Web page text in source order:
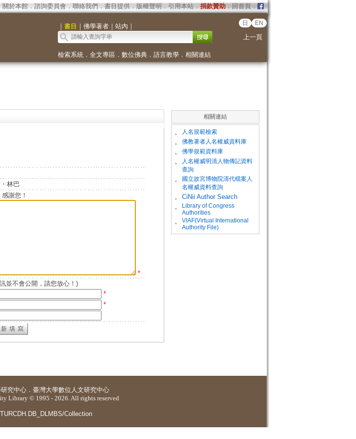
關於本館． 諮詢委員會． 聯絡我們 ． 書目提供． 版權聲明 ． 引用本站． 捐款贊助．回首頁．
｜ 書目 ｜ 佛學著者｜ 站內 ｜ 日 EN
上一頁
檢索系統． 全文專區 ． 數位佛典． 語言教學． 相關連結
林巴
謝您！
*
並不會公開，請您放心！)
*
*
相關連結
。 人名規範檢索
。 佛教著者人名權威資料庫
。 佛學規範資料庫
。
人名權威明清人物傳記資料
查詢
。
國立故宮博物院清代檔案人
名權威資料查詢
。
CiNii Author Search
。
Library of Congress
Authorities
。
VIAF(Virtual International
Authority File)
究中心 ． 臺灣大學數位人文研究中心
Library © 1995 - 2026. All rights reserved
Collection